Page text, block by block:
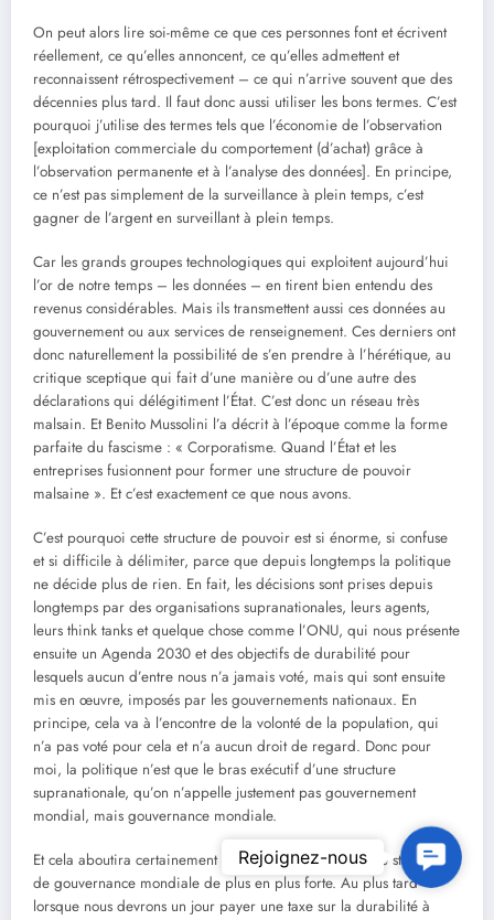
On peut alors lire soi-même ce que ces personnes font et écrivent
réellement, ce qu’elles annoncent, ce qu’elles admettent et
reconnaissent rétrospectivement – ce qui n’arrive souvent que des
décennies plus tard. Il faut donc aussi utiliser les bons termes. C’est
pourquoi j’utilise des termes tels que l’économie de l’observation
[exploitation commerciale du comportement (d’achat) grâce à
l’observation permanente et à l’analyse des données]. En principe,
ce n’est pas simplement de la surveillance à plein temps, c’est
gagner de l’argent en surveillant à plein temps.
Car les grands groupes technologiques qui exploitent aujourd’hui
l’or de notre temps – les données – en tirent bien entendu des
revenus considérables. Mais ils transmettent aussi ces données au
gouvernement ou aux services de renseignement. Ces derniers ont
donc naturellement la possibilité de s’en prendre à l’hérétique, au
critique sceptique qui fait d’une manière ou d’une autre des
déclarations qui délégitiment l’État. C’est donc un réseau très
malsain. Et Benito Mussolini l’a décrit à l’époque comme la forme
parfaite du fascisme : « Corporatisme. Quand l’État et les
entreprises fusionnent pour former une structure de pouvoir
malsaine ». Et c’est exactement ce que nous avons.
C’est pourquoi cette structure de pouvoir est si énorme, si confuse
et si difficile à délimiter, parce que depuis longtemps la politique
ne décide plus de rien. En fait, les décisions sont prises depuis
longtemps par des organisations supranationales, leurs agents,
leurs think tanks et quelque chose comme l’ONU, qui nous présente
ensuite un Agenda 2030 et des objectifs de durabilité pour
lesquels aucun d’entre nous n’a jamais voté, mais qui sont ensuite
mis en œuvre, imposés par les gouvernements nationaux. En
principe, cela va à l’encontre de la volonté de la population, qui
n’a pas voté pour cela et n’a aucun droit de regard. Donc pour
moi, la politique n’est que le bras exécutif d’une structure
supranationale, qu’on n’appelle justement pas gouvernement
mondial, mais gouvernance mondiale.
Et cela aboutira certainement à un moment donné à une structure
de gouvernance mondiale de plus en plus forte. Au plus tard
lorsque nous devrons un jour payer une taxe sur la durabilité à
Contact
Rejoignez-nous